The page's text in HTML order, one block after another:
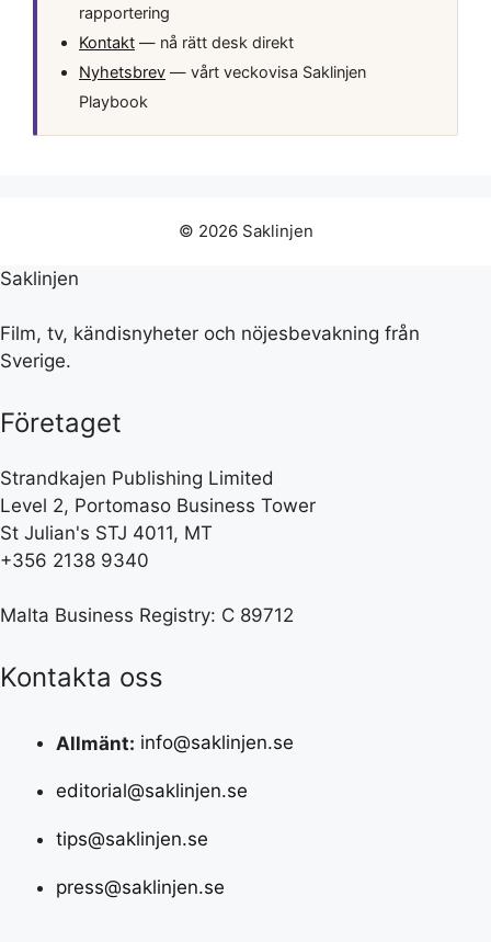
rapportering
Kontakt — nå rätt desk direkt
Nyhetsbrev — vårt veckovisa Saklinjen
Playbook
© 2026 Saklinjen
Saklinjen
Film, tv, kändisnyheter och nöjesbevakning från
Sverige.
Företaget
Strandkajen Publishing Limited
Level 2, Portomaso Business Tower
St Julian's STJ 4011, MT
+356 2138 9340
Malta Business Registry: C 89712
Kontakta oss
Allmänt: info@saklinjen.se
editorial@saklinjen.se
tips@saklinjen.se
press@saklinjen.se